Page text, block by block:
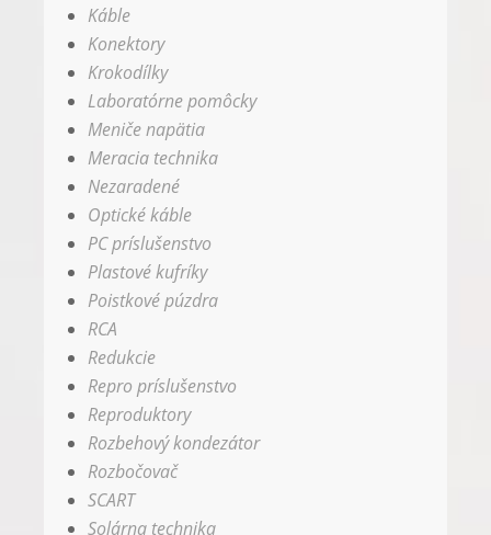
Káble
Konektory
Krokodílky
Laboratórne pomôcky
Meniče napätia
Meracia technika
Nezaradené
Optické káble
PC príslušenstvo
Plastové kufríky
Poistkové púzdra
RCA
Redukcie
Repro príslušenstvo
Reproduktory
Rozbehový kondezátor
Rozbočovač
SCART
Solárna technika